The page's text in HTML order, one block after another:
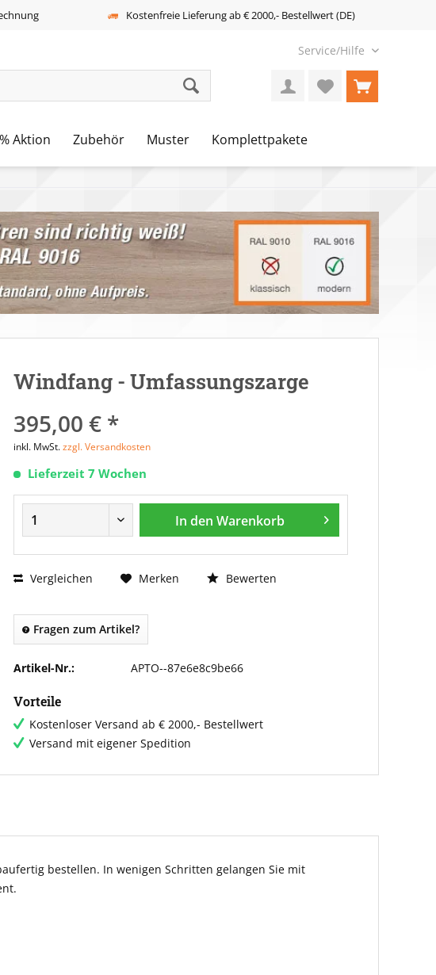
Kostenfreie Lieferung ab € 2000,- Bestellwert (DE)
Service/Hilfe
% Aktion Zubehör Muster Komplettpakete
Windfang - Umfassungszarge
395,00 € *
inkl. MwSt.zzgl. Versandkosten
Lieferzeit 7 Wochen
In den Warenkorb
Vergleichen Merken Bewerten
Fragen zum Artikel?
Artikel-Nr.: APTO--87e6e8c9be66
Vorteile
Kostenloser Versand ab € 2000,- Bestellwert
Versand mit eigener Spedition
bestellen. In wenigen Schritten gelangen Sie mit